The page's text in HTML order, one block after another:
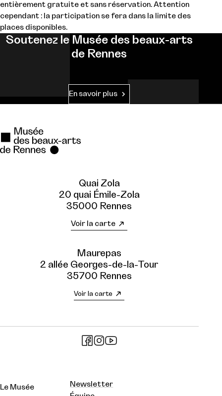
entièrement gratuite et sans réservation. Attention
cependant : la participation se fera dans la limite des
places disponibles.
Soutenez le Musée des beaux-arts
de Rennes
En savoir plus
Quai Zola
20 quai Émile-Zola
35000 Rennes
Voir la carte
Maurepas
2 allée Georges-de-la-Tour
35700 Rennes
Voir la carte
Le Musée
Newsletter